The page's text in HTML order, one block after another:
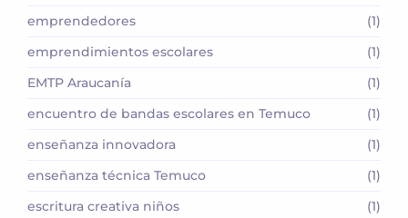
emprendedores
(1)
emprendimientos escolares
(1)
EMTP Araucanía
(1)
encuentro de bandas escolares en Temuco
(1)
enseñanza innovadora
(1)
enseñanza técnica Temuco
(1)
escritura creativa niños
(1)